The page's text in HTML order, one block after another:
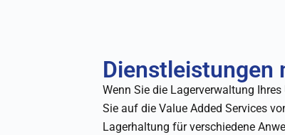
Dienstleistungen
Wenn Sie die Lagerverwaltung
Sie auf die Value Added Services
Lagerhaltung für verschiedene